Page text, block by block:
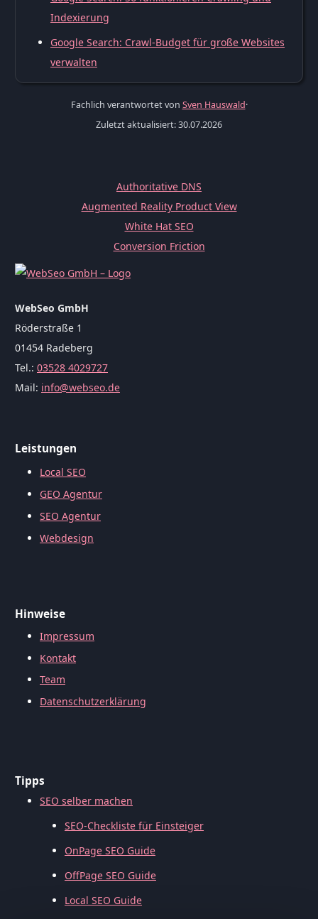
Indexierung
Google Search: Crawl-Budget für große Websites
verwalten
Fachlich verantwortet von Sven Hauswald·
Zuletzt aktualisiert: 30.07.2026
Authoritative DNS
Augmented Reality Product View
White Hat SEO
Conversion Friction
WebSeo GmbH
Röderstraße 1
01454 Radeberg
Tel.: 03528 4029727
Mail: info@webseo.de
Leistungen
Local SEO
GEO Agentur
SEO Agentur
Webdesign
Hinweise
Impressum
Kontakt
Team
Datenschutzerklärung
Tipps
SEO selber machen
SEO-Checkliste für Einsteiger
OnPage SEO Guide
OffPage SEO Guide
Local SEO Guide